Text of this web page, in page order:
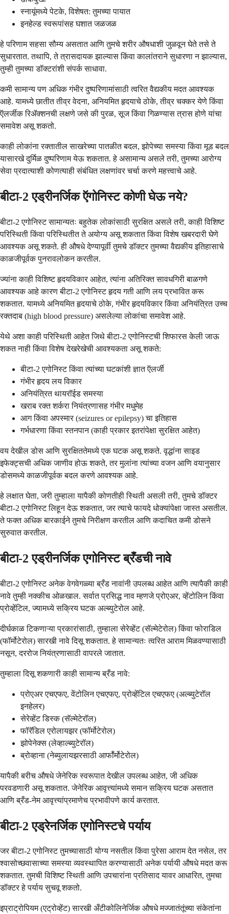
स्नायूंमध्ये पेटके, विशेषत: तुमच्या पायात
इनहेल्ड स्वरूपांसह घशात जळजळ
हे परिणाम सहसा सौम्य असतात आणि तुमचे शरीर औषधाशी जुळवून घेते तसे ते
सुधारतात. तथापि, ते त्रासदायक झाल्यास किंवा कालांतराने सुधारणा न झाल्यास,
तुम्ही तुमच्या डॉक्टरांशी संपर्क साधावा.
कमी सामान्य पण अधिक गंभीर दुष्परिणामांसाठी त्वरित वैद्यकीय मदत आवश्यक
आहे. यामध्ये छातीत तीव्र वेदना, अनियमित हृदयाचे ठोके, तीव्र चक्कर येणे किंवा
ऍलर्जीक रिॲक्शनची लक्षणे जसे की पुरळ, सूज किंवा गिळण्यास त्रास होणे यांचा
समावेश असू शकतो.
काही लोकांना रक्तातील साखरेच्या पातळीत बदल, झोपेच्या समस्या किंवा मूड बदल
यासारखे दुर्मिळ दुष्परिणाम येऊ शकतात. हे असामान्य असले तरी, तुमच्या आरोग्य
सेवा प्रदात्याशी कोणत्याही संबंधित लक्षणांवर चर्चा करणे महत्त्वाचे आहे.
बीटा-2 एड्रीनर्जिक ऍगोनिस्ट कोणी घेऊ नये?
बीटा-2 एगोनिस्ट सामान्यतः बहुतेक लोकांसाठी सुरक्षित असले तरी, काही विशिष्ट
परिस्थिती किंवा परिस्थितीत ते अयोग्य असू शकतात किंवा विशेष खबरदारी घेणे
आवश्यक असू शकते. ही औषधे देण्यापूर्वी तुमचे डॉक्टर तुमच्या वैद्यकीय इतिहासाचे
काळजीपूर्वक पुनरावलोकन करतील.
ज्यांना काही विशिष्ट हृदयविकार आहेत, त्यांना अतिरिक्त सावधगिरी बाळगणे
आवश्यक आहे कारण बीटा-2 एगोनिस्ट हृदय गती आणि लय प्रभावित करू
शकतात. यामध्ये अनियमित हृदयाचे ठोके, गंभीर हृदयविकार किंवा अनियंत्रित उच्च
रक्तदाब (high blood pressure) असलेल्या लोकांचा समावेश आहे.
येथे अशा काही परिस्थिती आहेत जिथे बीटा-2 एगोनिस्टची शिफारस केली जाऊ
शकत नाही किंवा विशेष देखरेखेची आवश्यकता असू शकते:
बीटा-2 एगोनिस्ट किंवा त्यांच्या घटकांशी ज्ञात ऍलर्जी
गंभीर हृदय लय विकार
अनियंत्रित थायरॉईड समस्या
खराब रक्त शर्करा नियंत्रणासह गंभीर मधुमेह
आग किंवा अपस्मार (seizures or epilepsy) चा इतिहास
गर्भधारणा किंवा स्तनपान (काही प्रकार इतरांपेक्षा सुरक्षित आहेत)
वय देखील डोस आणि सुरक्षिततेमध्ये एक घटक असू शकते. वृद्धांना साइड
इफेक्ट्सची अधिक जाणीव होऊ शकते, तर मुलांना त्यांच्या वजन आणि वयानुसार
डोसमध्ये काळजीपूर्वक बदल करणे आवश्यक आहे.
हे लक्षात घेता, जरी तुम्हाला यापैकी कोणतीही स्थिती असली तरी, तुमचे डॉक्टर
बीटा-2 एगोनिस्ट लिहून देऊ शकतात, जर त्याचे फायदे धोक्यांपेक्षा जास्त असतील.
ते फक्त अधिक बारकाईने तुमचे निरीक्षण करतील आणि कदाचित कमी डोसने
सुरुवात करतील.
बीटा-2 एड्रीनर्जिक एगोनिस्ट ब्रँडची नावे
बीटा-2 एगोनिस्ट अनेक वेगवेगळ्या ब्रँड नावांनी उपलब्ध आहेत आणि त्यापैकी काही
नावे तुम्ही नक्कीच ओळखाल. सर्वात प्रसिद्ध नाव म्हणजे प्रोएअर, व्हेंटोलिन किंवा
प्रोव्हेंटिल, ज्यामध्ये सक्रिय घटक अल्ब्युटेरोल आहे.
दीर्घकाळ टिकणाऱ्या प्रकारांसाठी, तुम्हाला सेरेव्हेंट (सॅल्मेटेरोल) किंवा फोराडिल
(फॉर्मोटेरोल) सारखी नावे दिसू शकतात. हे सामान्यतः त्वरित आराम मिळवण्यासाठी
नसून, दररोज नियंत्रणासाठी वापरले जातात.
तुम्हाला दिसू शकणारी काही सामान्य ब्रँड नावे:
प्रोएअर एचएफए, वेंटोलिन एचएफए, प्रोव्हेंटिल एचएफए (अल्ब्युटेरॉल
इनहेलर)
सेरेव्हेंट डिस्क (सॅल्मेटेरॉल)
फॉरॅडिल एरोलायझर (फॉर्मोटेरोल)
झोपेनेक्स (लेव्हाल्ब्युटेरॉल)
ब्रोव्हाना (नेब्युलायझरसाठी आर्फॉर्मोटेरोल)
यापैकी बरीच औषधे जेनेरिक स्वरूपात देखील उपलब्ध आहेत, जी अधिक
परवडणारी असू शकतात. जेनेरिक आवृत्त्यांमध्ये समान सक्रिय घटक असतात
आणि ब्रँड-नेम आवृत्त्यांप्रमाणेच प्रभावीपणे कार्य करतात.
बीटा-2 एड्रेनर्जिक एगोनिस्टचे पर्याय
जर बीटा-2 एगोनिस्ट तुमच्यासाठी योग्य नसतील किंवा पुरेसा आराम देत नसेल, तर
श्वासोच्छवासाच्या समस्या व्यवस्थापित करण्यासाठी अनेक पर्यायी औषधे मदत करू
शकतात. तुमची विशिष्ट स्थिती आणि उपचारांना प्रतिसाद यावर आधारित, तुमचा
डॉक्टर हे पर्याय सुचवू शकतो.
इप्राट्रोपियम (एट्रोव्हेंट) सारखी अँटीकोलिनेर्जिक औषधे मज्जातंतूंच्या संकेतांना